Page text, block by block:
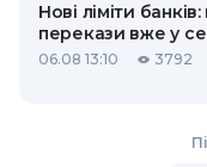
Нові ліміти
перекази вже у
06.08 13:10 3792